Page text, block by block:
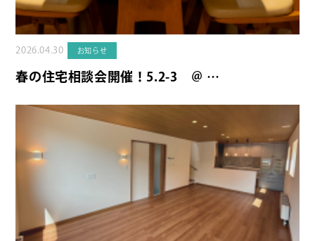
2026.04.30 お知らせ
春の住宅相談会開催！5.2-3 ＠ …